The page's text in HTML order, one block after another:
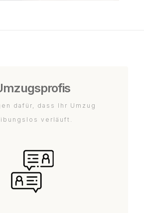
dafür, dass Ihr Umzug
verläuft.